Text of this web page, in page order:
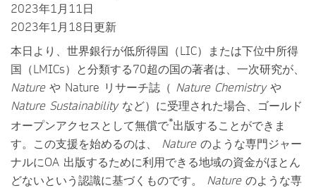
2023年1月11日
2023年1月18日更新
本日より、世界銀行が低所得国（LIC）または下位中所得
国（LMICs）と分類する70超の国の著者は、一次研究が、
Nature や Nature リサーチ誌（ Nature Chemistryや
Nature Sustainabilityなど）に受理された場合、ゴールド
オープンアクセスとして無償で*出版することができま
す。この支援を始めるのは、 Natureのような専門ジャー
ナルにOA 出版するために利用できる地域の資金がほとん
どないという認識に基づくものです。 Nature のような専